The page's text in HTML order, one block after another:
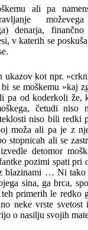
ali pa
denarja, finančno
v katerih se
ukazov kot npr.
se moškemu »kaj
pa od koderkoli že,
četudi niso
niso bili redki
moža ali pa je z
stopnicah ali se
detomor
pozimi spati pri
blazinami … Ni tako
sina, ga brca,
primerih le redko
neke vrste svetost
o nasilju svojih